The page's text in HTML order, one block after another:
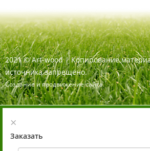
2021 ©Art-wood |Копирование
источника запрещено.
Создание и продвижение сайта
×
Заказать